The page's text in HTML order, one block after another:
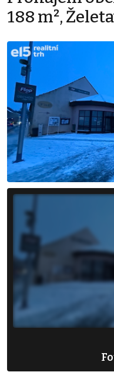
188 m²,